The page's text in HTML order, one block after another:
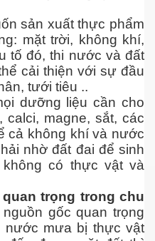
sản xuất thực phẩm
mặt trời, không khí,
tố đó, thi nước và đất
cải thiện với sự đầu
tưới tiêu ..
dưỡng liệu cần cho
calci, magne, sắt, các
cả không khí và nước
nhờ đất đai để sinh
có thực vật và
trọng trong chu
gốc quan trọng
nước mưa bị thực vật